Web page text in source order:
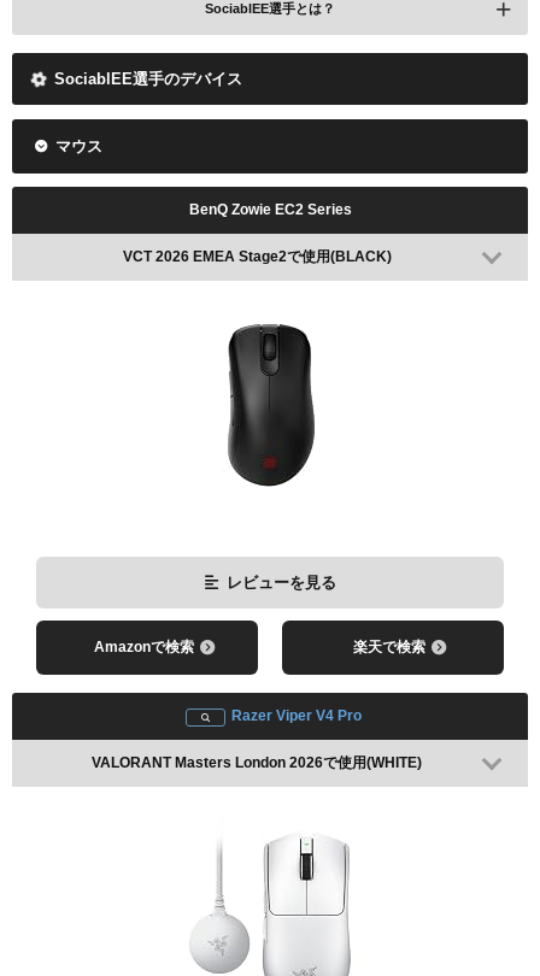
SociablEE選手とは？
SociablEE選手のデバイス
マウス
BenQ Zowie EC2 Series
VCT 2026 EMEA Stage2で使用(BLACK)
レビューを見る
Amazonで検索 楽天で検索
Razer Viper V4 Pro
VALORANT Masters London 2026で使用(WHITE)